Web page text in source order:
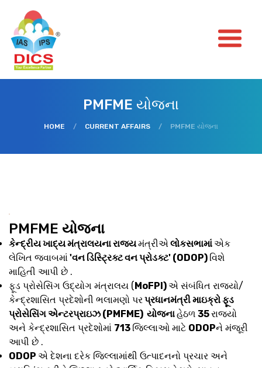
PMFME યોજના
HOME / CURRENT AFFAIRS / PMFME યોજના
PMFME યોજના
કેન્દ્રીય ખાદ્ય મંત્રાલયના રાજ્યમંત્રીએલોકસભામાંએક
લેખિત જવાબમાં'વન ડિસ્ટ્રિક્ટ વન પ્રોડક્ટ' (ODOP) વિશે
માહિતી આપી છે .
ફૂડ પ્રોસેસિંગ ઉદ્યોગ મંત્રાલય (MoFPI)એ સંબંધિત રાજ્યો/
કેન્દ્રશાસિત પ્રદેશોની ભલામણો પરપ્રધાનમંત્રી માઇક્રો ફૂડ
પ્રોસેસિંગ એન્ટરપ્રાઇઝ (PMFME) યોજનાહેઠળ 35રાજ્યો
અને કેન્દ્રશાસિત પ્રદેશોમાં 713 જિલ્લાઓ માટે ODOPને મંજૂરી
આપી છે .
ODOP એ દેશના દરેક જિલ્લામાંથી ઉત્પાદનનો પ્રચાર અને